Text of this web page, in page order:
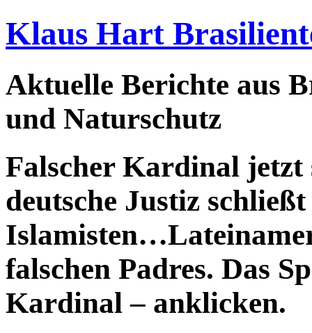
Klaus Hart
Aktuelle Berichte aus
und Naturschutz
Falscher Kardinal
deutsche Justiz
falschen Padres. Das
Kardinal – anklicken.